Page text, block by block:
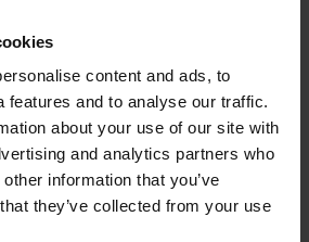
content and ads, to
features and to analyse our traffic.
about your use of our site with
and analytics partners who
information that you’ve
they’ve collected from your use